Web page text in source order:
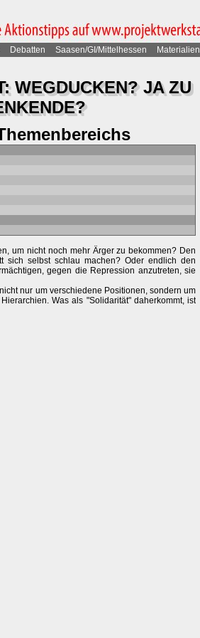
Debatten Saasen/GI/Mittelhessen Materialien
WEGDUCKEN? JA ZU
um nicht noch mehr Ärger zu bekommen? Den
sich selbst schlau machen? Oder endlich den
gegen die Repression anzutreten, sie
nur um verschiedene Positionen, sondern um
Was als "Solidarität" daherkommt, ist